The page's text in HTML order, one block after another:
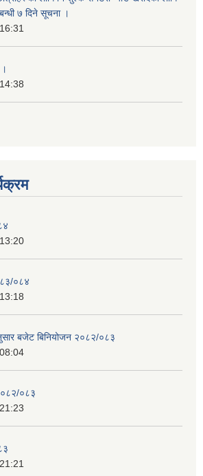
७ दिने सूचना ।
०८४
बजेट बिनियोजन २०८२/०८३
०८३